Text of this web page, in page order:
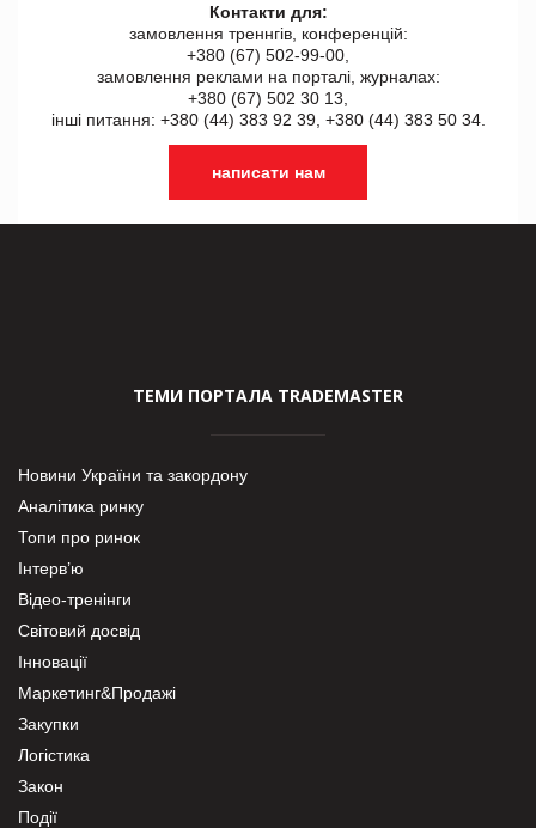
Контакти для:
замовлення треннгів, конференцій:
+380 (67) 502-99-00,
замовлення реклами на порталі, журналах:
+380 (67) 502 30 13,
інші питання: +380 (44) 383 92 39, +380 (44) 383 50 34.
написати нам
ТЕМИ ПОРТАЛА TRADEMASTER
Новини України та закордону
Аналітика ринку
Топи про ринок
Інтерв’ю
Відео-тренінги
Світовий досвід
Інновації
Маркетинг&Продажі
Закупки
Логістика
Закон
Події